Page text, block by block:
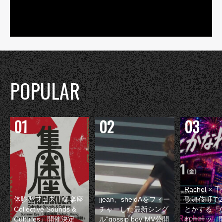
POPULAR
体験型フェス『集楽座
Collective Sounds &
Cultures』開催決定
jjean、sheidAをフィー
チャーした最新シング
ル“gossip boy”MV公開
Rachel ×
歌舞伎町で
とかする『
れーーッ』